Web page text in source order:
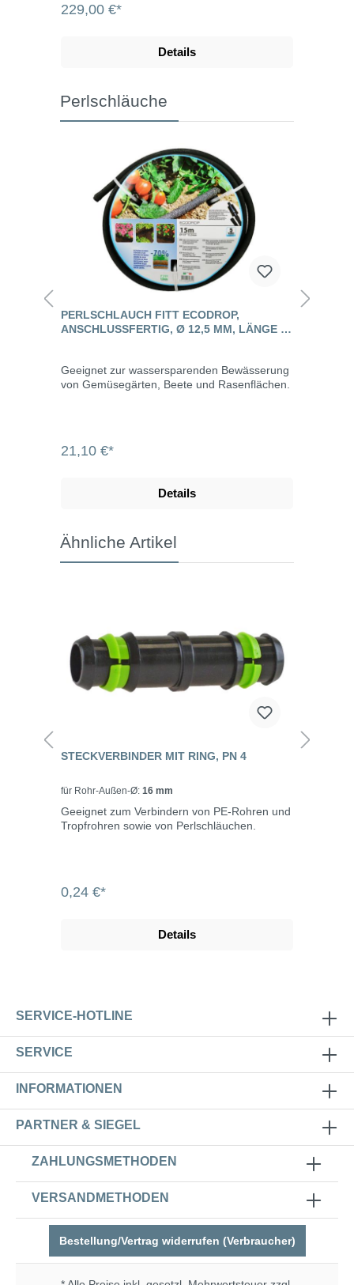
229,00 €*
Details
Perlschläuche
PERLSCHLAUCH FITT ECODROP,
ANSCHLUSSFERTIG, Ø 12,5 MM, LÄNGE 15
Geeignet zur wassersparenden Bewässerung
von Gemüsegärten, Beete und Rasenflächen.
21,10 €*
Details
Ähnliche Artikel
STECKVERBINDER MIT RING, PN 4
für Rohr-Außen-Ø: 16 mm
Geeignet zum Verbindern von PE-Rohren und
Tropfrohren sowie von Perlschläuchen.
0,24 €*
Details
SERVICE-HOTLINE
SERVICE
INFORMATIONEN
PARTNER & SIEGEL
ZAHLUNGSMETHODEN
VERSANDMETHODEN
Bestellung/Vertrag widerrufen (Verbraucher)